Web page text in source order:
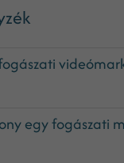
egy fogászati